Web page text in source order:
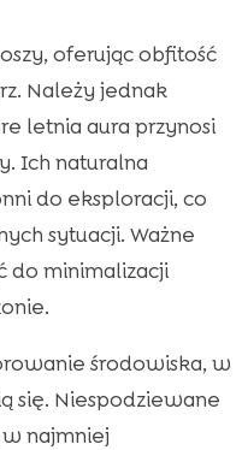
oferując obfitość
Należy jednak
letnia aura przynosi
Ich naturalna
do eksploracji, co
sytuacji. Ważne
do minimalizacji
środowiska, w
się. Niespodziewane
najmniej